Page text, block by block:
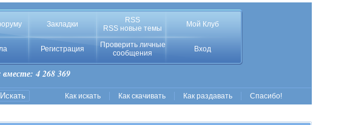
Закладки
RSS
RSS новые темы
Мой Клуб
Регистрация
Проверить личные
сообщения
Вход
4 268 369
Как искать Как скачивать Как раздавать Спасибо!